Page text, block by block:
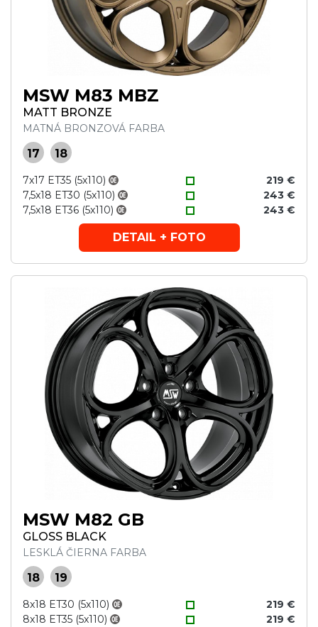
MSW M83 MBZ
MATT BRONZE
MATNÁ BRONZOVÁ FARBA
17 18
7x17 ET35 (5x110)
219 €
7,5x18 ET30 (5x110)
243 €
7,5x18 ET36 (5x110)
243 €
DETAIL + FOTO
MSW M82 GB
GLOSS BLACK
LESKLÁ ČIERNA FARBA
18 19
8x18 ET30 (5x110)
219 €
8x18 ET35 (5x110)
219 €